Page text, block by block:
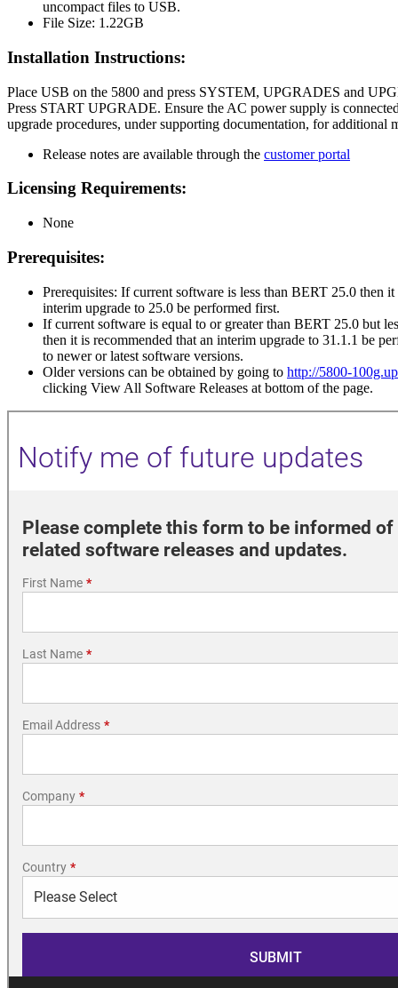
uncompact files to USB.
File Size: 1.22GB
Installation Instructions:
Place USB on the 5800 and press SYSTEM, UPGRADES and
Press START UPGRADE. Ensure the AC power supply is
upgrade procedures, under supporting documentation, for additional
Release notes are available through the customer portal
Licensing Requirements:
None
Prerequisites:
Prerequisites: If current software is less than BERT 25.0 then it
interim upgrade to 25.0 be performed first.
If current software is equal to or greater than BERT 25.0 but
then it is recommended that an interim upgrade to 31.1.1 be
to newer or latest software versions.
Older versions can be obtained by going to http://5800-
clicking View All Software Releases at bottom of the page.